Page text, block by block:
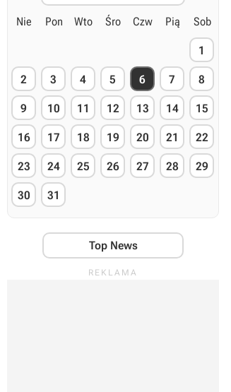
Nie Pon Wto Śro Czw Pią Sob
1
2 3 4 5 6 7 8
9 10 11 12 13 14 15
16 17 18 19 20 21 22
23 24 25 26 27 28 29
30 31
Top News